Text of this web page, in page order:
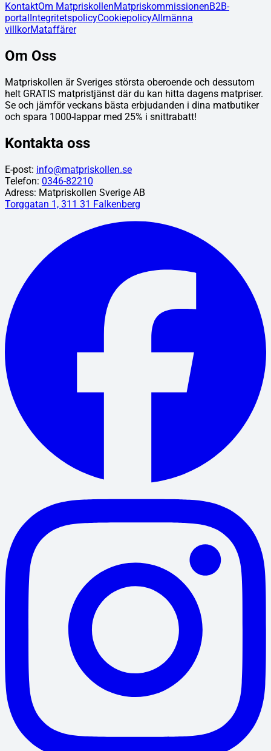
KontaktOm MatpriskollenMatpriskommissionenB2B-
portal IntegritetspolicyCookiepolicyAllmänna
villkorMataffärer
Om Oss
Matpriskollen är Sveriges största oberoende och dessutom
helt GRATIS matpristjänst där du kan hitta dagens matpriser.
Se och jämför veckans bästa erbjudanden i dina matbutiker
och spara 1000-lappar med 25% i snittrabatt!
Kontakta oss
E-post: info@matpriskollen.se
Telefon: 0346-82210
Adress: Matpriskollen Sverige AB
Torggatan 1, 311 31 Falkenberg